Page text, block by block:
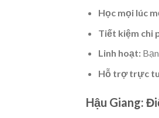
Học mọi lúc
Tiết kiệm chi
Linh hoạt:Bạn
Hỗ trợ trực
Hậu Giang: